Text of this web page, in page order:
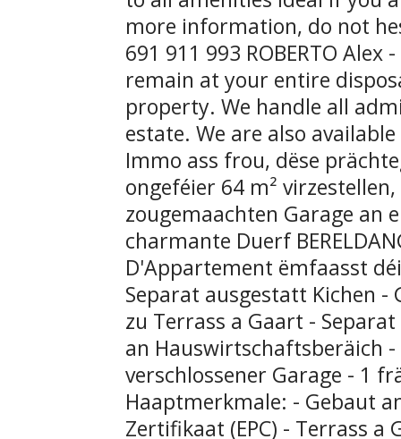
more information, do not
691 911 993 ROBERTO
remain at your entire
property. We handle all
estate. We are also
Immo ass frou, dëse
ongeféier 64 m²
zougemaachten Garage an
charmante Duerf
D'Appartement ëmfaasst
Separat ausgestatt Kichen
zu Terrass a Gaart -
an Hauswirtschaftsberäich
verschlossener Garage - 1
Haaptmerkmale: - Gebaut
Zertifikaat (EPC) - Terrass a